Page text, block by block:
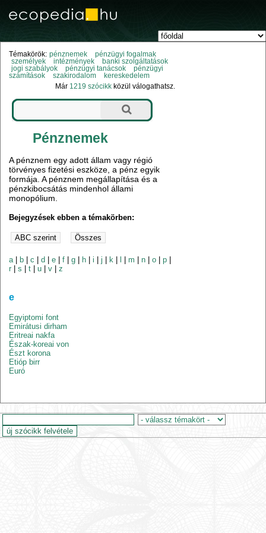
Témakörök: pénznemek
pénzügyi fogalmak
személyek
intézmények
banki szolgáltatások
jogi szabályok
pénzügyi tanácsok
pénzügyi
számítások
szakirodalom
kereskedelem
Már 1219 szócikk közül válogathatsz.
Pénznemek
A pénznem egy adott állam vagy régió
törvényes fizetési eszköze, a pénz egyik
formája. A pénznem megállapítása és a
pénzkibocsátás mindenhol állami
monopólium.
Bejegyzések ebben a témakörben:
a| b |c |d |e |f |g h |i |j k |m |n |o |p
r |s |t |u |v |z
e
Egyiptomi font
Emirátusi dirham
Eritreai nakfa
Észak-koreai von
Észt korona
Etióp birr
Euró